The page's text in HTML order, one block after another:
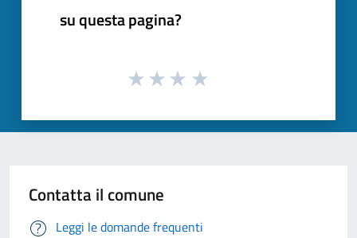
su questa pagina?
Contatta il comune
Leggi le domande frequenti